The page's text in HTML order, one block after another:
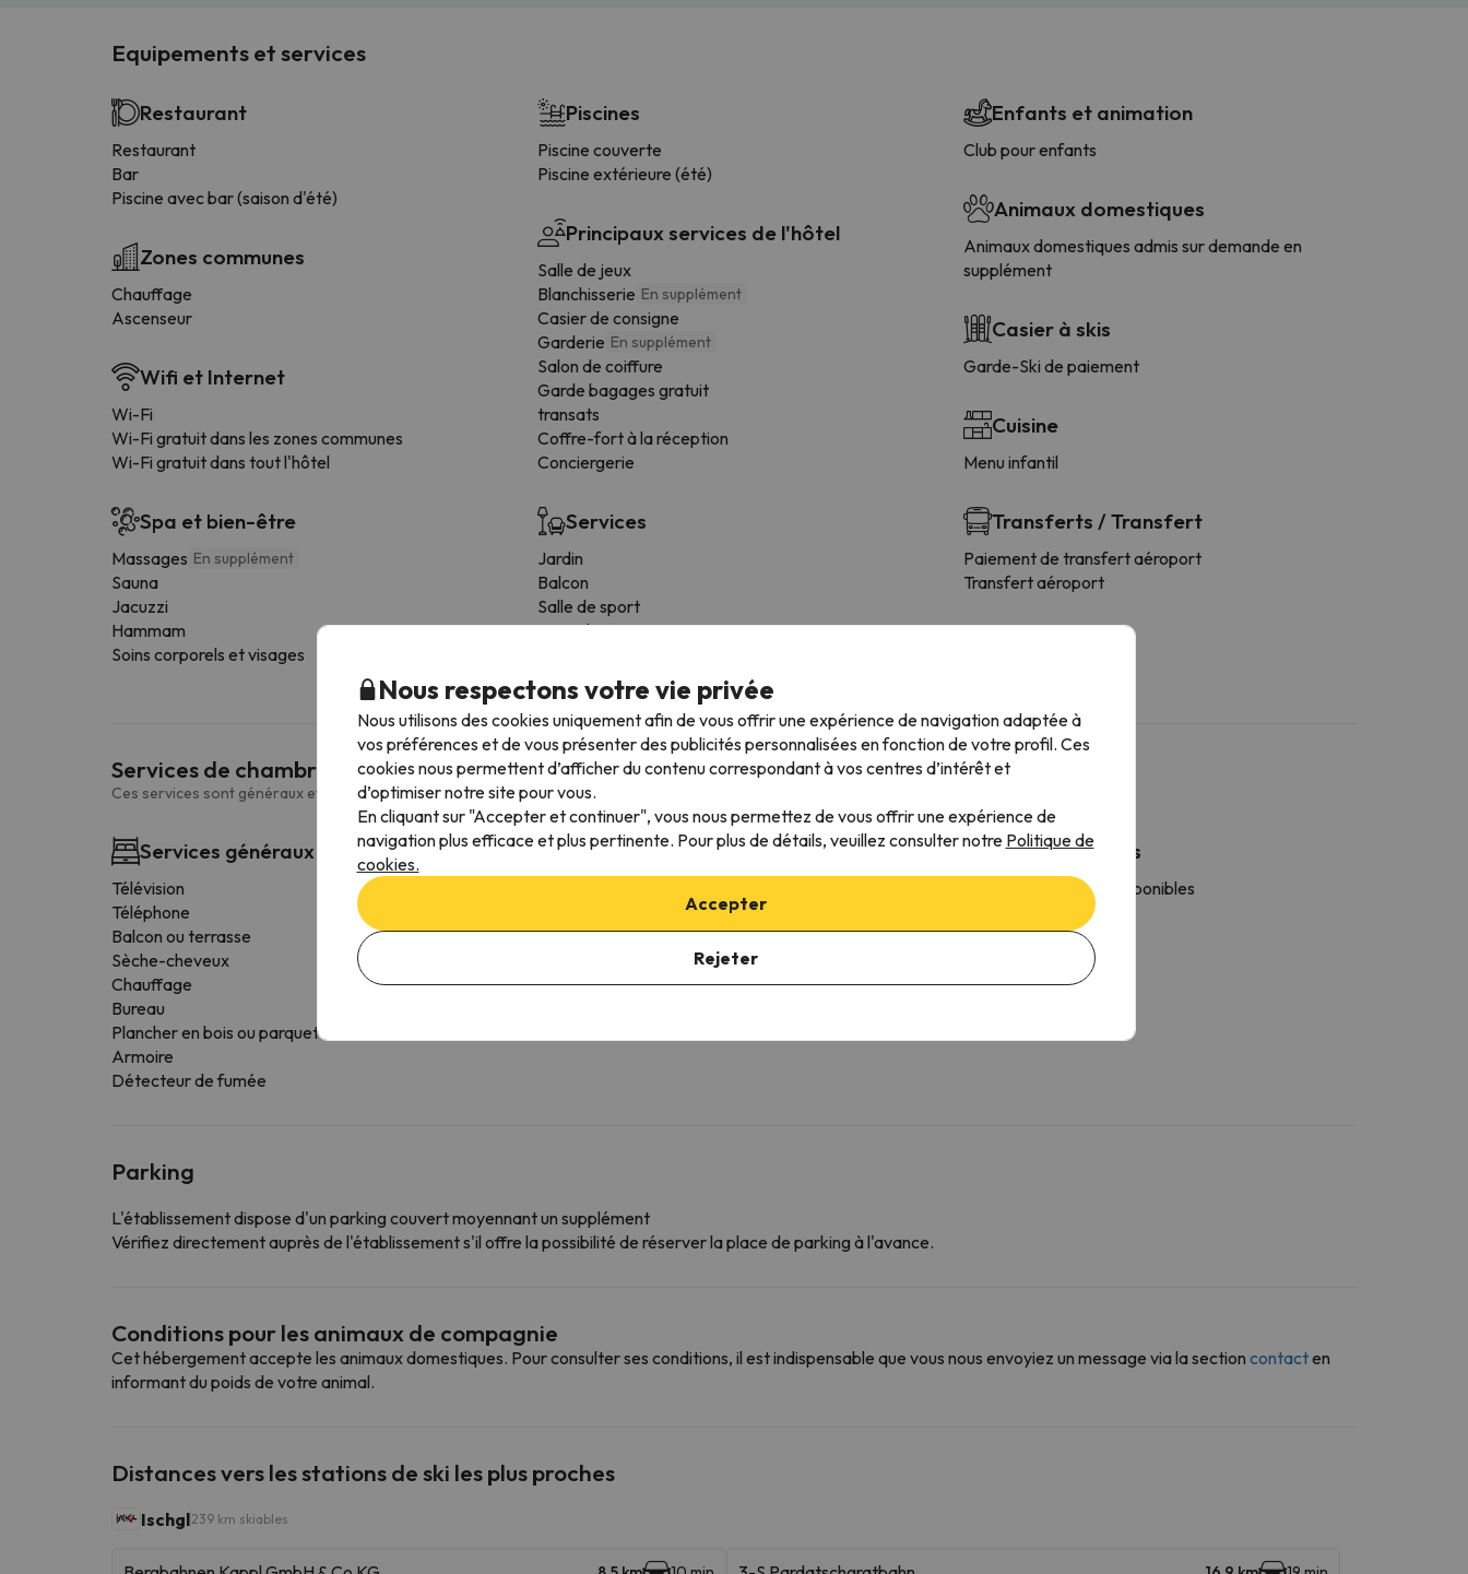
Equipements et services
Restaurant
Restaurant
Bar
Piscine avec bar (saison d'été)
Zones communes
Chauffage
Ascenseur
Wifi et Internet
Wi-Fi
Wi-Fi gratuit dans les zones communes
Wi-Fi gratuit dans tout l'hôtel
Spa et bien-être
Massages En supplément
Sauna
Jacuzzi
Hammam
Soins corporels et visages
Piscines
Piscine couverte
Piscine extérieure (été)
Principaux services de l'hôtel
Salle de jeux
Blanchisserie En supplément
Casier de consigne
Garderie En supplément
Salon de coiffure
Garde bagages gratuit
transats
Coffre-fort à la réception
Conciergerie
Services
Jardin
Balcon
Salle de sport
Zone de jeux
Enfants et animation
Club pour enfants
Animaux domestiques
Animaux domestiques admis sur demande en
supplément
Casier à skis
Garde-Ski de paiement
Cuisine
Menu infantil
Transferts / Transfert
Paiement de transfert aéroport
Transfert aéroport
Services de chambre
Ces services sont généraux et peuvent varier selon le type de chambre.
Services généraux des chambres
Télévision
Téléphone
Balcon ou terrasse
Sèche-cheveux
Chauffage
Bureau
Plancher en bois ou parquet
Armoire
Détecteur de fumée
Salle de bains
Amenities
Salle de bain privée
Plus de services
Des serviettes sont disponibles
Parking
L'établissement dispose d'un parking couvert moyennant un supplément
Vérifiez directement auprès de l'établissement s'il offre la possibilité de réserver la place de parking à l'avance.
Conditions pour les animaux de compagnie
Cet hébergement accepte les animaux domestiques. Pour consulter ses conditions, il est indispensable que vous nous envoyiez un message via la section contacten
informant du poids de votre animal.
Distances vers les stations de ski les plus proches
Ischgl239 km skiables
Nous respectons votre vie privée
Nous utilisons des cookies uniquement afin de vous offrir une expérience de navigation adaptée à
vos préférences et de vous présenter des publicités personnalisées en fonction de votre profil. Ces
cookies nous permettent d’afficher du contenu correspondant à vos centres d’intérêt et
d’optimiser notre site pour vous.
En cliquant sur "Accepter et continuer", vous nous permettez de vous offrir une expérience de
navigation plus efficace et plus pertinente. Pour plus de détails, veuillez consulter notre Politique de
cookies.
Accepter
Rejeter